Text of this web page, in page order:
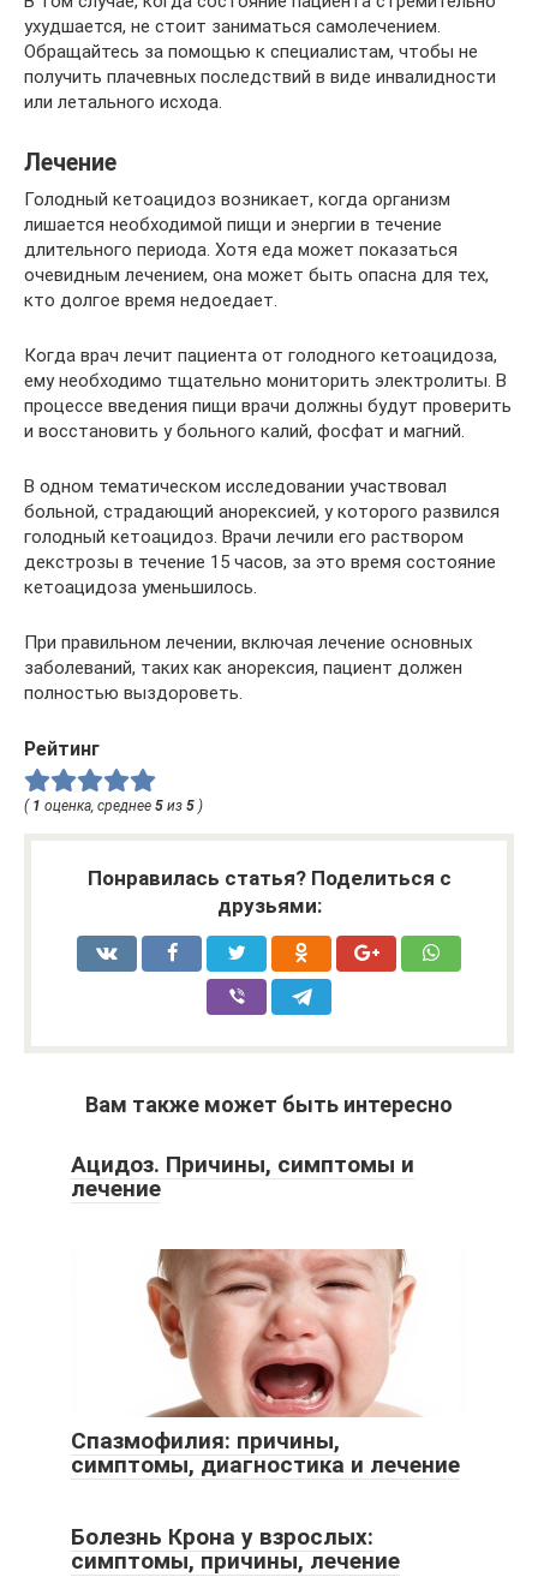
ухудшается, не стоит заниматься самолечением.
Обращайтесь за помощью к специалистам, чтобы не
получить плачевных последствий в виде инвалидности
или летального исхода.
Лечение
Голодный кетоацидоз возникает, когда организм
лишается необходимой пищи и энергии в течение
длительного периода. Хотя еда может показаться
очевидным лечением, она может быть опасна для тех,
кто долгое время недоедает.
Когда врач лечит пациента от голодного кетоацидоза,
ему необходимо тщательно мониторить электролиты. В
процессе введения пищи врачи должны будут проверить
и восстановить у больного калий, фосфат и магний.
В одном тематическом исследовании участвовал
больной, страдающий анорексией, у которого развился
голодный кетоацидоз. Врачи лечили его раствором
декстрозы в течение 15 часов, за это время состояние
кетоацидоза уменьшилось.
При правильном лечении, включая лечение основных
заболеваний, таких как анорексия, пациент должен
полностью выздороветь.
Рейтинг
( 1 оценка, среднее 5 из 5 )
Понравилась статья? Поделиться с
друзьями:
Вам также может быть интересно
Ацидоз. Причины, симптомы и
лечение
Спазмофилия: причины,
симптомы, диагностика и лечение
Болезнь Крона у взрослых:
симптомы, причины, лечение